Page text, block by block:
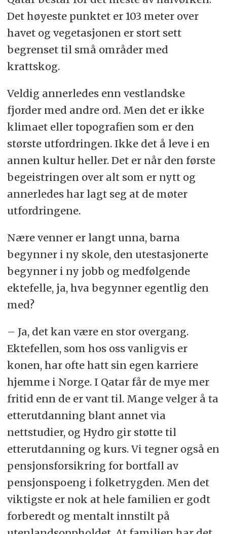
Det høyeste punktet er 103 meter over
havet og vegetasjonen er stort sett
begrenset til små områder med
krattskog.
Veldig annerledes enn vestlandske
fjorder med andre ord. Men det er ikke
klimaet eller topografien som er den
største utfordringen. Ikke det å leve i en
annen kultur heller. Det er når den første
begeistringen over alt som er nytt og
annerledes har lagt seg at de møter
utfordringene.
Nære venner er langt unna, barna
begynner i ny skole, den utestasjonerte
begynner i ny jobb og medfølgende
ektefelle, ja, hva begynner egentlig den
med?
– Ja, det kan være en stor overgang.
Ektefellen, som hos oss vanligvis er
konen, har ofte hatt sin egen karriere
hjemme i Norge. I Qatar får de mye mer
fritid enn de er vant til. Mange velger å ta
etterutdanning blant annet via
nettstudier, og Hydro gir støtte til
etterutdanning og kurs. Vi tegner også en
pensjonsforsikring for bortfall av
pensjonspoeng i folketrygden. Men det
viktigste er nok at hele familien er godt
forberedt og mentalt innstilt på